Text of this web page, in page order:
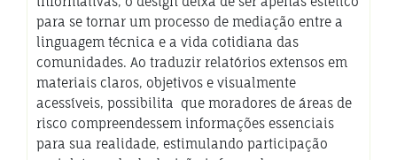
para se tornar um processo de mediação entre a
linguagem técnica e a vida cotidiana das
comunidades. Ao traduzir relatórios extensos em
materiais claros, objetivos e visualmente
acessíveis, possibilita que moradores de áreas de
risco compreendessem informações essenciais
para sua realidade, estimulando participação